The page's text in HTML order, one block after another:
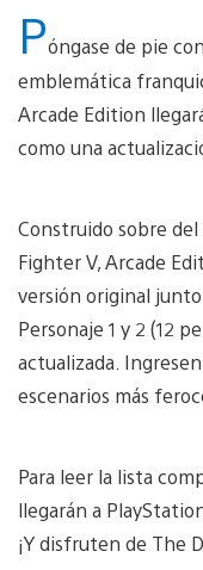
Póngase de pie
emblemática
Arcade Edition
como una
Construido sobre
Fighter V, Arcade
versión original junto
Personaje 1 y 2 (12
actualizada.
escenarios más
Para leer la lista
llegarán a
¡Y disfruten de The